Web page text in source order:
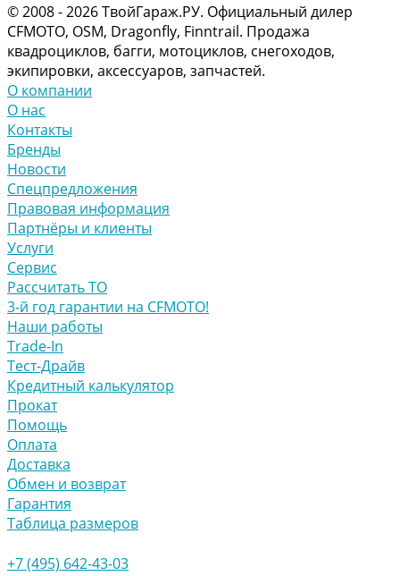
© 2008 - 2026 ТвойГараж.РУ. Официальный дилер
CFMOTO, OSM, Dragonfly, Finntrail. Продажа
квадроциклов, багги, мотоциклов, снегоходов,
экипировки, аксессуаров, запчастей.
О компании
О нас
Контакты
Бренды
Новости
Спецпредложения
Правовая информация
Партнёры и клиенты
Услуги
Сервис
Рассчитать ТО
3-й год гарантии на CFMOTO!
Наши работы
Trade-In
Тест-Драйв
Кредитный калькулятор
Прокат
Помощь
Оплата
Доставка
Обмен и возврат
Гарантия
Таблица размеров
+7 (495) 642-43-03